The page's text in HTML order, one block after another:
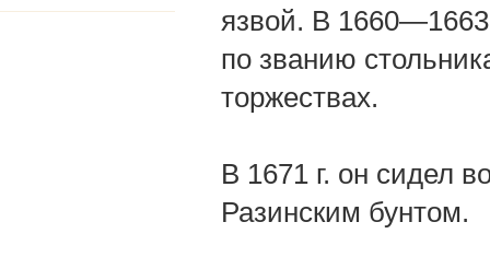
язвой. В 1660—1663
по званию
торжествах.
В 1671 г. он сидел
Разинским бунтом.